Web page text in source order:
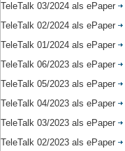
TeleTalk 03/2024 als ePaper
TeleTalk 02/2024 als ePaper
TeleTalk 01/2024 als ePaper
TeleTalk 06/2023 als ePaper
TeleTalk 05/2023 als ePaper
TeleTalk 04/2023 als ePaper
TeleTalk 03/2023 als ePaper
TeleTalk 02/2023 als ePaper